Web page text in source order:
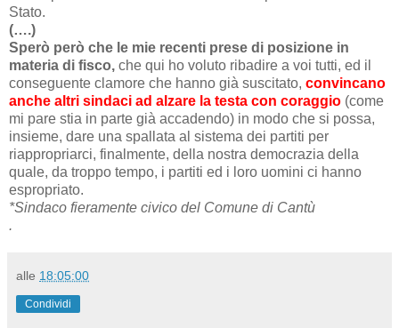
Stato.
(….)
Sperò però che le mie recenti prese di posizione in
materia di fisco, che qui ho voluto ribadire a voi tutti, ed il
conseguente clamore che hanno già suscitato, convincano
anche altri sindaci ad alzare la testa con coraggio (come
mi pare stia in parte già accadendo) in modo che si possa,
insieme, dare una spallata al sistema dei partiti per
riappropriarci, finalmente, della nostra democrazia della
quale, da troppo tempo, i partiti ed i loro uomini ci hanno
espropriato.
*Sindaco fieramente civico del Comune di Cantù
.
alle 18:05:00
Condividi